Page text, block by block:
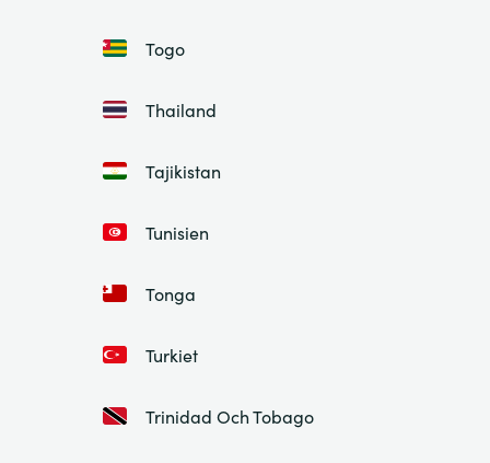
Togo
Thailand
Tajikistan
Tunisien
Tonga
Turkiet
Trinidad Och Tobago